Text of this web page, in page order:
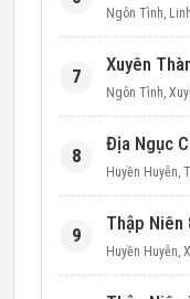
Ngôn Tình,
7
Xuyên
Ngôn Tình,
8
Địa Ngục
Huyền Huyễn,
9
Thập Niên
Huyền Huyễn,